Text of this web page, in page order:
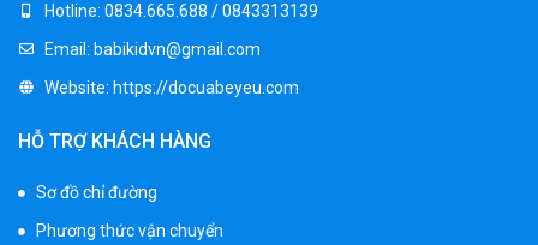
Xe 3 bánh đạp trẻ em FE-188
520.000 ₫
350.000 ₫
Hotline: 0834.665.688 / 0843313139
Email: babikidvn@gmail.com
Website: https://docuabeyeu.com
HỖ TRỢ KHÁCH HÀNG
Sơ đồ chỉ đường
Phương thức vận chuyển